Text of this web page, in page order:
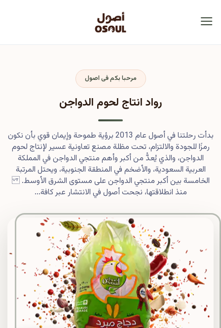
مرحبا بكم فى اصول
رواد انتاج لحوم الدواجن
بدأت رحلتنا في أصول عام 2013 برؤية طموحة وإيمان قوي بأن نكون
رمزًا للجودة والالتزام، تحت مظلة مصنع تعاونية عسير لإنتاج لحوم
الدواجن، والذي يُعدُّ من أكبر وأهم منتجي الدواجن في المملكة
العربية السعودية، والأضخم في المنطقة الجنوبية، ويحتل المرتبة
الخامسة بين أكبر منتجي الدواجن على مستوى الشرق الأوسط.
منذ انطلاقتها، نجحت أصول في الانتشار عبر كافة...